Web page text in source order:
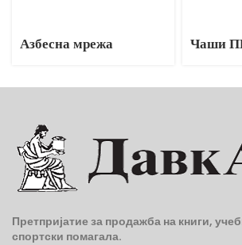
Азбесна мрежа Чаши
Претпријатие за продажба на книги,
спортски помагала.